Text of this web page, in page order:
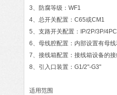
3、防腐等级：WF1
4、总开关配置：C65或CM1
5、支路开关配置：IP/2P/3P/
6、母线腔配置：内部设置有母
7、接线箱配置：接线箱设备的
8、引入口装置：G1/2"-G3"
适用范围